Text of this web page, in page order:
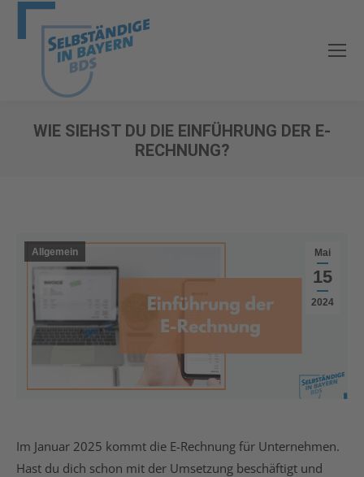
WIE SIEHST DU DIE EINFÜHRUNG DER E-
RECHNUNG?
Mai
15
2024
Allgemein
Im Januar 2025 kommt die E-Rechnung für Unternehmen.
Hast du dich schon mit der Umsetzung beschäftigt und